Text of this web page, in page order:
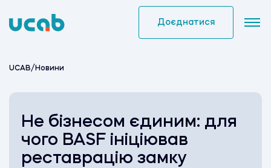
to
Доєднатися
UCAB/ Новини
Не бізнесом єдиним: для
чого BASF ініціював
реставрацію замку